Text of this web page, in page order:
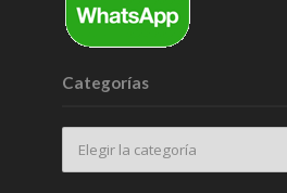
Categorías